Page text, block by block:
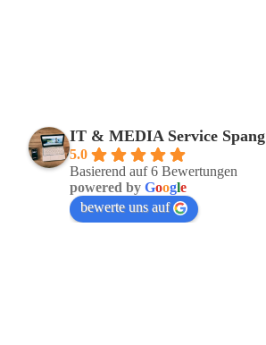
IT & MEDIA Service Spang
5.0
Basierend auf 6 Bewertungen
powered by Google
bewerte uns auf